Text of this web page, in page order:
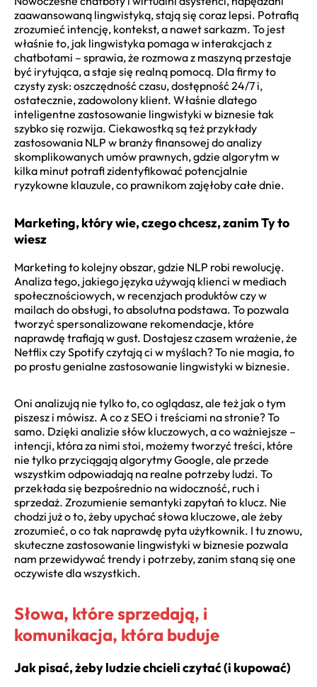
zaawansowaną lingwistyką, stają się coraz lepsi. Potrafią
zrozumieć intencję, kontekst, a nawet sarkazm. To jest
właśnie to, jak lingwistyka pomaga w interakcjach z
chatbotami – sprawia, że rozmowa z maszyną przestaje
być irytująca, a staje się realną pomocą. Dla firmy to
czysty zysk: oszczędność czasu, dostępność 24/7 i,
ostatecznie, zadowolony klient. Właśnie dlatego
inteligentne zastosowanie lingwistyki w biznesie tak
szybko się rozwija. Ciekawostką są też przykłady
zastosowania NLP w branży finansowej do analizy
skomplikowanych umów prawnych, gdzie algorytm w
kilka minut potrafi zidentyfikować potencjalnie
ryzykowne klauzule, co prawnikom zajęłoby całe dnie.
Marketing, który wie, czego chcesz, zanim Ty to
wiesz
Marketing to kolejny obszar, gdzie NLP robi rewolucję.
Analiza tego, jakiego języka używają klienci w mediach
społecznościowych, w recenzjach produktów czy w
mailach do obsługi, to absolutna podstawa. To pozwala
tworzyć spersonalizowane rekomendacje, które
naprawdę trafiają w gust. Dostajesz czasem wrażenie, że
Netflix czy Spotify czytają ci w myślach? To nie magia, to
po prostu genialne zastosowanie lingwistyki w biznesie.
Oni analizują nie tylko to, co oglądasz, ale też jak o tym
piszesz i mówisz. A co z SEO i treściami na stronie? To
samo. Dzięki analizie słów kluczowych, a co ważniejsze –
intencji, która za nimi stoi, możemy tworzyć treści, które
nie tylko przyciągają algorytmy Google, ale przede
wszystkim odpowiadają na realne potrzeby ludzi. To
przekłada się bezpośrednio na widoczność, ruch i
sprzedaż. Zrozumienie semantyki zapytań to klucz. Nie
chodzi już o to, żeby upychać słowa kluczowe, ale żeby
zrozumieć, o co tak naprawdę pyta użytkownik. I tu znowu,
skuteczne zastosowanie lingwistyki w biznesie pozwala
nam przewidywać trendy i potrzeby, zanim staną się one
oczywiste dla wszystkich.
Słowa, które sprzedają, i
komunikacja, która buduje
Jak pisać, żeby ludzie chcieli czytać (i kupować)